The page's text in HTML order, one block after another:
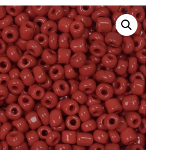
26
NOVIEMBRE
2017
QUE ES LA
MOSTACILLA?
26
NOVIEMBRE
2017
NUESTROS
CURSOS